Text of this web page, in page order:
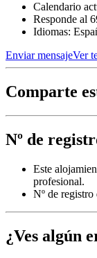
Calendario
Responde al
Idiomas:
Enviar mensajeVer
Comparte
Nº de
Este
profesional.
Nº de
¿Ves algún